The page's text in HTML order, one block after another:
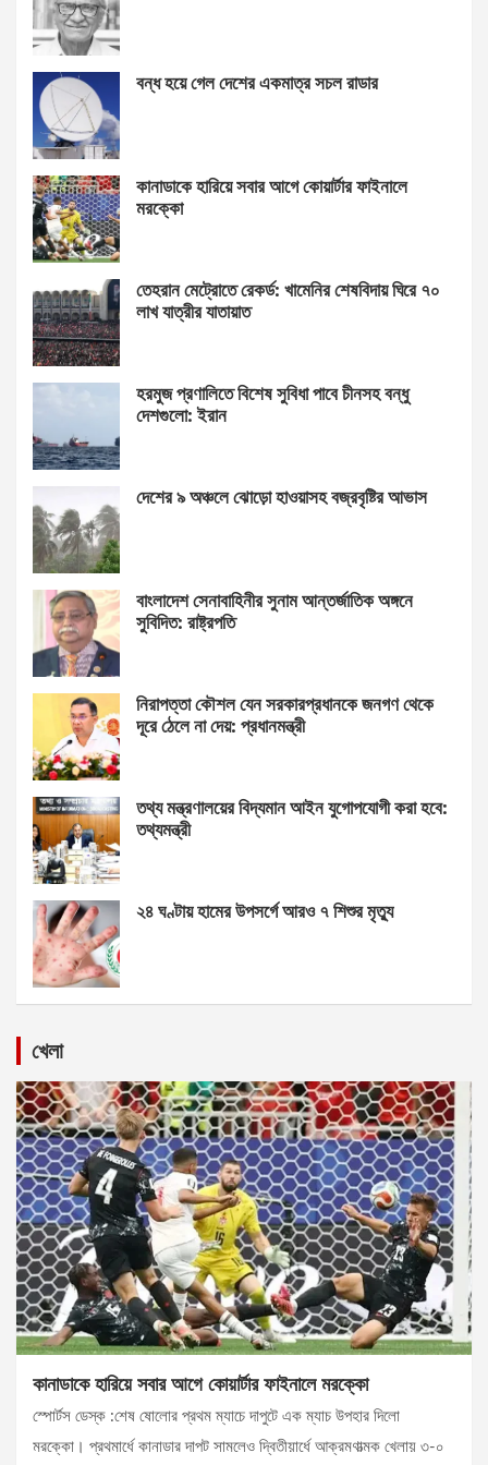
বন্ধ হয়ে গেল দেশের একমাত্র সচল রাডার
কানাডাকে হারিয়ে সবার আগে কোয়ার্টার ফাইনালে
মরক্কো
তেহরান মেট্রোতে রেকর্ড: খামেনির শেষবিদায় ঘিরে ৭০
লাখ যাত্রীর যাতায়াত
হরমুজ প্রণালিতে বিশেষ সুবিধা পাবে চীনসহ বন্ধু
দেশগুলো: ইরান
দেশের ৯ অঞ্চলে ঝোড়ো হাওয়াসহ বজ্রবৃষ্টির আভাস
বাংলাদেশ সেনাবাহিনীর সুনাম আন্তর্জাতিক অঙ্গনে
সুবিদিত: রাষ্ট্রপতি
নিরাপত্তা কৌশল যেন সরকারপ্রধানকে জনগণ থেকে
দূরে ঠেলে না দেয়: প্রধানমন্ত্রী
তথ্য মন্ত্রণালয়ের বিদ্যমান আইন যুগোপযোগী করা হবে:
তথ্যমন্ত্রী
২৪ ঘণ্টায় হামের উপসর্গে আরও ৭ শিশুর মৃত্যু
খেলা
কানাডাকে হারিয়ে সবার আগে কোয়ার্টার ফাইনালে মরক্কো
স্পোর্টস ডেস্ক :শেষ ষোলোর প্রথম ম্যাচে দাপুটে এক ম্যাচ উপহার দিলো
মরক্কো। প্রথমার্ধে কানাডার দাপট সামলেও দ্বিতীয়ার্ধে আক্রমণাত্মক খেলায় ৩-০